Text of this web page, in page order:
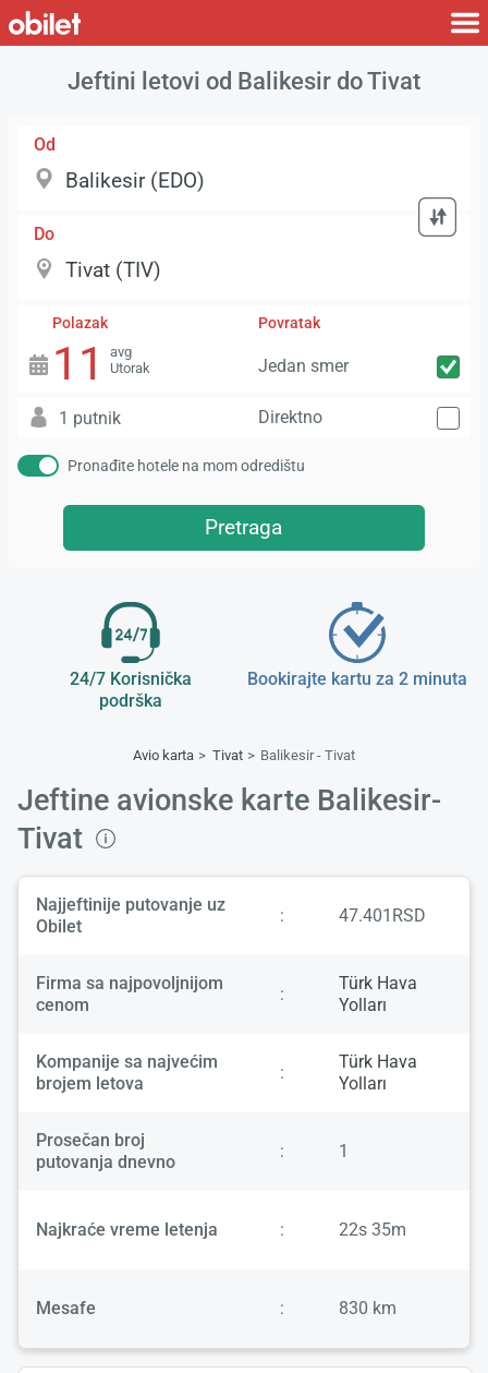
Jeftini letovi od Balikesir do Tivat
Od
Do
Polazak
11
avg
Utorak
Povratak
Jedan smer
1 putnik Direktno
Pronađite hotele na mom odredištu
Pretraga
24/7 Korisnička
podrška
Bookirajte kartu za 2 minuta
Avio karta Tivat Balikesir - Tivat
Jeftine avionske karte Balikesir-
Tivat
Najjeftinije putovanje uz
Obilet
: 47.401RSD
Firma sa najpovoljnijom
cenom
:
Türk Hava
Yolları
Kompanije sa najvećim
brojem letova
:
Türk Hava
Yolları
Prosečan broj
putovanja dnevno
: 1
Najkraće vreme letenja : 22s 35m
Mesafe : 830 km